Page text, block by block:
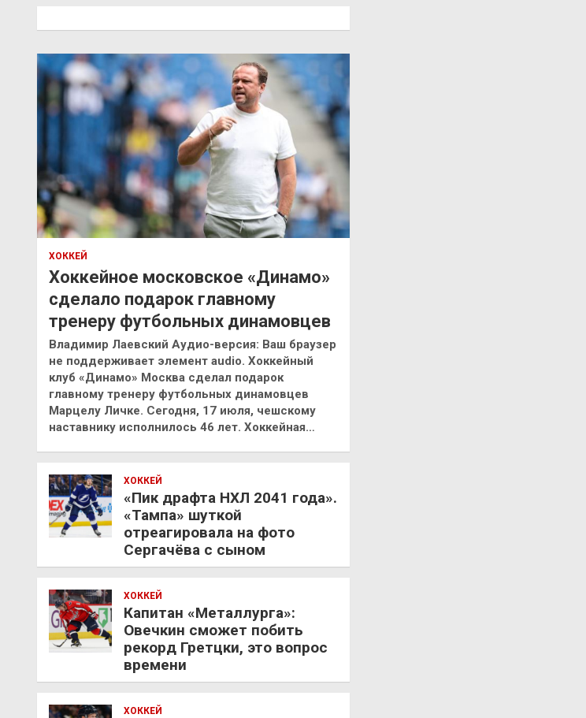
ХОККЕЙ
Хоккейное московское «Динамо»
сделало подарок главному
тренеру футбольных динамовцев
Владимир Лаевский Аудио-версия: Ваш браузер
не поддерживает элемент audio. Хоккейный
клуб «Динамо» Москва сделал подарок
главному тренеру футбольных динамовцев
Марцелу Личке. Сегодня, 17 июля, чешскому
наставнику исполнилось 46 лет. Хоккейная…
ХОККЕЙ
«Пик драфта НХЛ 2041 года».
«Тампа» шуткой
отреагировала на фото
Сергачёва с сыном
ХОККЕЙ
Капитан «Металлурга»:
Овечкин сможет побить
рекорд Гретцки, это вопрос
времени
ХОККЕЙ